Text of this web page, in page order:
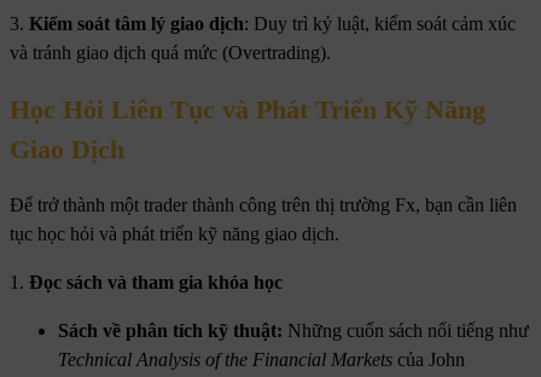
3. Kiểm soát tâm lý giao dịch: Duy trì kỷ luật, kiểm soát cảm xúc
và tránh giao dịch quá mức (Overtrading).
Học Hỏi Liên Tục và Phát Triển Kỹ Năng
Giao Dịch
Để trở thành một trader thành công trên thị trường Fx, bạn cần liên
tục học hỏi và phát triển kỹ năng giao dịch.
1. Đọc sách và tham gia khóa học
Sách về phân tích kỹ thuật: Những cuốn sách nổi tiếng như
Technical Analysis of the Financial Markets của John